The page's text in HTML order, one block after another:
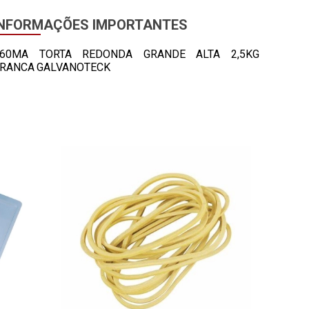
IMPORTANTES
TORTA REDONDA GRANDE ALTA 2,5KG
GALVANOTECK